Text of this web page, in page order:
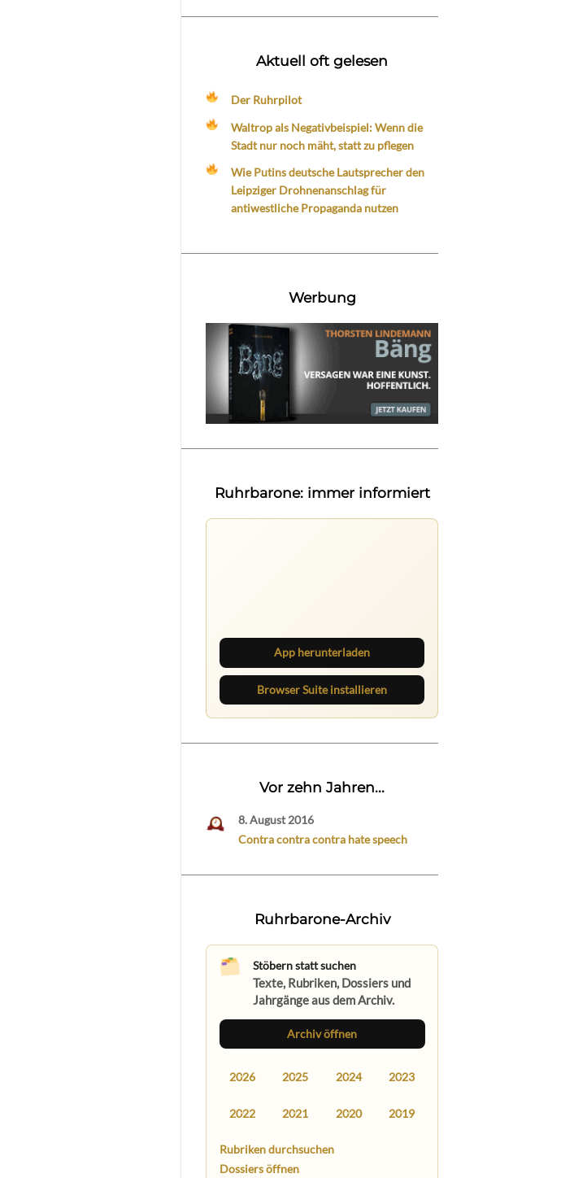
Aktuell oft gelesen
Der Ruhrpilot
Waltrop als Negativbeispiel: Wenn die
Stadt nur noch mäht, statt zu pflegen
Wie Putins deutsche Lautsprecher den
Leipziger Drohnenanschlag für
antiwestliche Propaganda nutzen
Werbung
Ruhrbarone: immer informiert
App herunterladen
Browser Suite installieren
Vor zehn Jahren...
8. August 2016
Contra contra contra hate speech
Ruhrbarone-Archiv
Stöbern statt suchen
Texte, Rubriken, Dossiers und
Jahrgänge aus dem Archiv.
Archiv öffnen
2026 2025 2024 2023
2022 2021 2020 2019
Rubriken durchsuchen
Dossiers öffnen